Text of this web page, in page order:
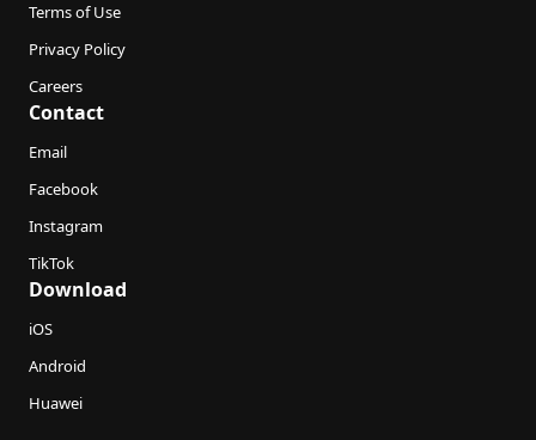
Terms of Use
Privacy Policy
Careers
Contact
Email
Facebook
Instagram
TikTok
Download
iOS
Android
Huawei